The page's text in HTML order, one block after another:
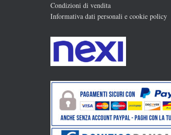
Condizioni di vendita
Informativa dati personali e cookie policy